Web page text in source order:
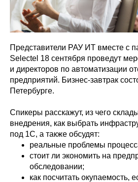
Представители РАУ ИТ вместе с
Selectel 18 сентября проведут
и директоров по автоматизации
предприятий. Бизнес-завтрак
Петербурге.
Спикеры расскажут, из чего
внедрения, как выбрать
под 1С, а также обсудят:
реальные проблемы
стоит ли экономить на
обследовании;
как посчитать окупаемость,